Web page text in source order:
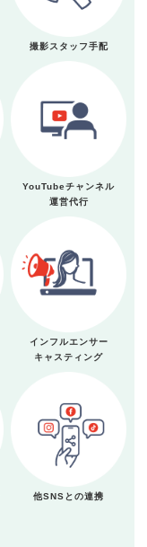
撮影スタッフ手配
YouTubeチャンネル
運営代行
インフルエンサー
キャスティング
他SNSとの連携